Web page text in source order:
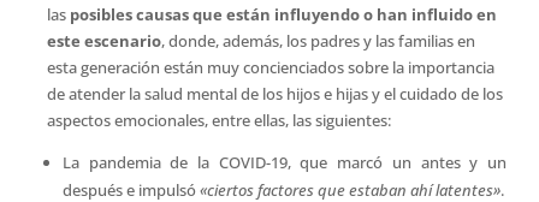
las posibles causas que están influyendo o han influido en
este escenario, donde, además, los padres y las familias en
esta generación están muy concienciados sobre la importancia
de atender la salud mental de los hijos e hijas y el cuidado de los
aspectos emocionales, entre ellas, las siguientes:
La pandemia de la COVID-19, que marcó un antes y un
después e impulsó«ciertos factores que estaban ahí latentes».